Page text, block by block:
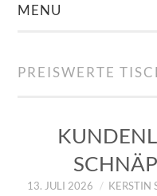
MENU
ÜBER UNS
ZUM SHOP
PREISWERTE
13. JULI 2026 KERSTIN